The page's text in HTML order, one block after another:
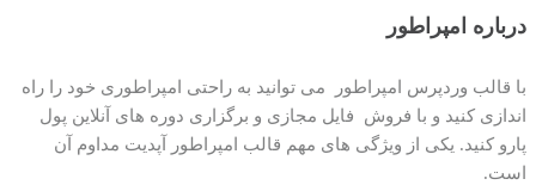
درباره امپراطور
با قالب وردپرس امپراطور می توانید به راحتی امپراطوری خود را راه
اندازی کنید و با فروش فایل مجازی و برگزاری دوره های آنلاین پول
پارو کنید. یکی از ویژگی های مهم قالب امپراطور آپدیت مداوم آن
است.